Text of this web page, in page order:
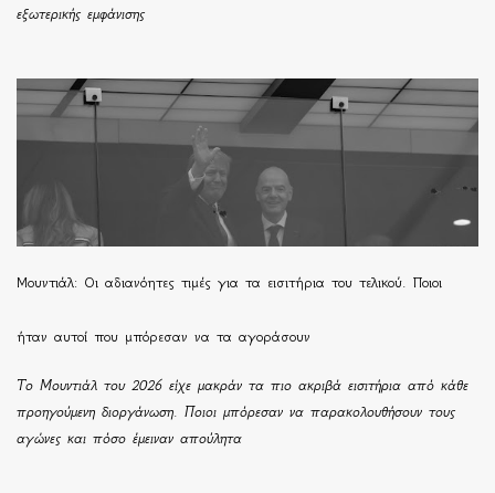
εξωτερικής εμφάνισης
Μουντιάλ: Οι αδιανόητες τιμές για τα εισιτήρια του τελικού. Ποιοι
ήταν αυτοί που μπόρεσαν να τα αγοράσουν
Το Μουντιάλ του 2026 είχε μακράν τα πιο ακριβά εισιτήρια από κάθε
προηγούμενη διοργάνωση. Ποιοι μπόρεσαν να παρακολουθήσουν τους
αγώνες και πόσο έμειναν απούλητα